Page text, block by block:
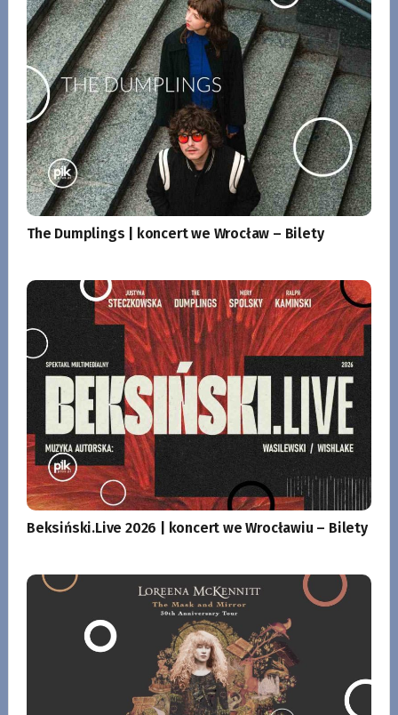
The Dumplings | koncert we Wrocław – Bilety
Beksiński.Live 2026 | koncert we Wrocławiu – Bilety